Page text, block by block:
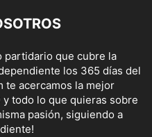
partidario que cubre la
los 365 días del
te acercamos la mejor
todo lo que quieras sobre
pasión, siguiendo a